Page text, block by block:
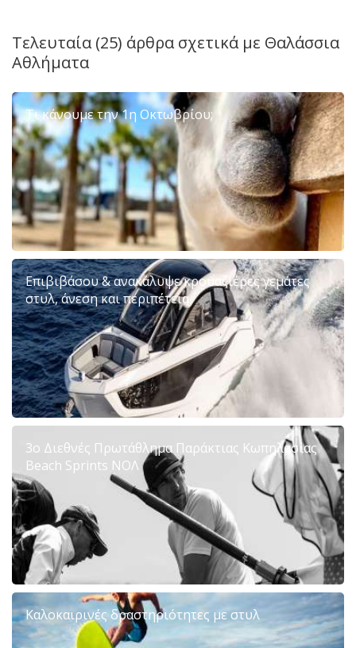
Τελευταία (25) άρθρα σχετικά με Θαλάσσια
Αθλήματα
Τι κάνουμε την 1η Οκτωβρίου;
Επιβιβάσου & ανακάλυψε κρουαζιέρες γεμάτες
στυλ, άνεση και περιπέτεια
3ο Διεθνές Πρωτάθλημα Παράκτιας Κωπηλασίας
Beach Sprints ΝΟΛ
Kαλοκαιρινές δραστηριότητες με στυλ